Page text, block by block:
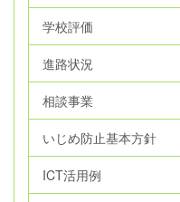
学校評価
進路状況
相談事業
いじめ防止基本方針
ICT活用例